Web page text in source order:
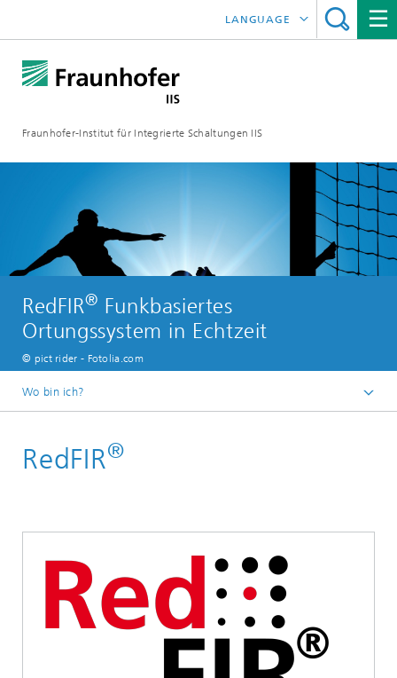
Fraunhofer-Institut für Integrierte Schaltungen IIS
LANGUAGE
中文
RedFIR® Funkbasiertes
Ortungssystem in Echtzeit
© pict rider - Fotolia.com
Wo bin ich?
Forschungsbereiche
Referenzprojekte des Geschäftsfeldes Lokalisierung
RedFIR®